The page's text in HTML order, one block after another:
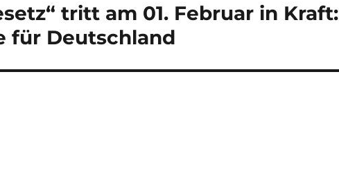
tritt am 01. Februar in Kraft:
für Deutschland